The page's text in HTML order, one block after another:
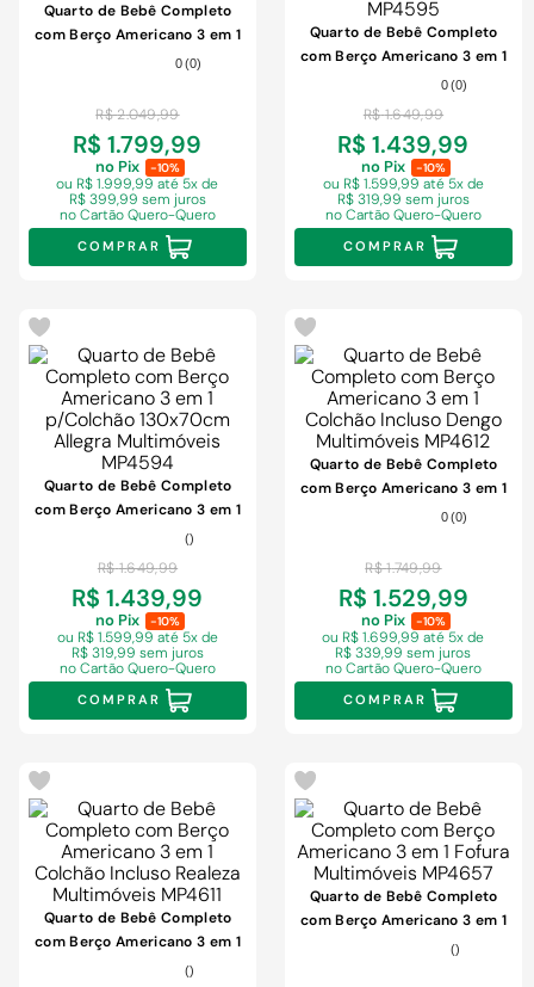
Quarto de Bebê Completo
com Berço Americano 3 em 1
Ternura Multimóveis MP4651
0 (0)
R$ 2.049,99
R$ 1.799,99
no Pix -10%
ou R$ 1.999,99até 5x de
R$ 399,99 sem juros
no Cartão Quero-Quero
COMPRAR
Quarto de Bebê Completo
com Berço Americano 3 em 1
p/Colchão 130x70cm Realeza
Multimóveis MP4595
0 (0)
R$ 1.649,99
R$ 1.439,99
no Pix -10%
ou R$ 1.599,99 até 5x de
R$ 319,99 sem juros
no Cartão Quero-Quero
COMPRAR
Quarto de Bebê Completo
com Berço Americano 3 em 1
p/Colchão 130x70cm Allegra
Multimóveis MP4594
()
R$ 1.649,99
R$ 1.439,99
no Pix -10%
ou R$ 1.599,99 até 5x de
R$ 319,99 sem juros
no Cartão Quero-Quero
COMPRAR
Quarto de Bebê Completo
com Berço Americano 3 em 1
Colchão Incluso Dengo
0 (0)
R$ 1.749,99
R$ 1.529,99
no Pix -10%
ou R$ 1.699,99até 5x de
R$ 339,99 sem juros
no Cartão Quero-Quero
COMPRAR
Quarto de Bebê Completo
com Berço Americano 3 em 1
Colchão Incluso Realeza
()
Quarto de Bebê Completo
com Berço Americano 3 em 1
Fofura Multimóveis MP4657
()